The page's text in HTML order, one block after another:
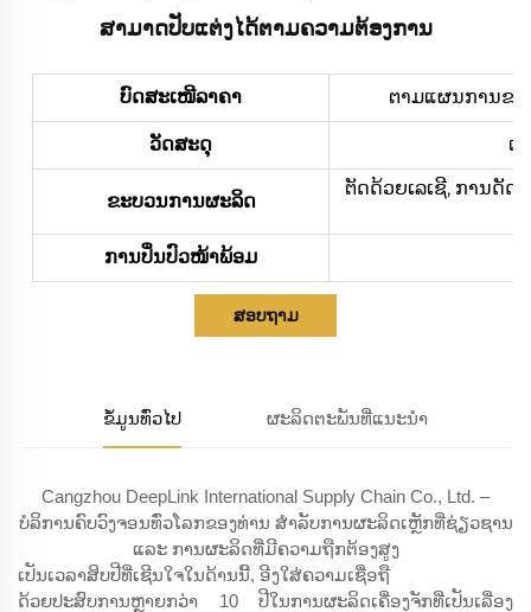
ສາມາດປັບແຕ່ງໄດ້ຕາມຄວາມຕ້ອງການ
ບົດສະເໜີລາຄາ ຕາມແຜນການຂອ
ວັດສະດຸ ເ
ຂະບວນການຜະລິດ
ຕັດດ້ວຍເລເຊີ, ການດັດ,
ການປິ່ນປົວໜ້າພ້ອມ
ສອບຖາມ
ຂໍ້ມູນທົ່ວໄປ ຜະລິດຕະພັນທີ່ແນະນຳ
Cangzhou DeepLink International Supply Chain Co., Ltd. –
ບໍລິການຄົບວົງຈອນທົ່ວໂລກຂອງທ່ານ ສຳລັບການຜະລິດເຫຼັກທີ່ຊ່ຽວຊານ
ແລະ ການຜະລິດທີ່ມີຄວາມຖືກຕ້ອງສູງ
ເປັນເວລາສິບປີທີ່ເຊີນໃຈໃນດ້ານນີ້, ອີງໃສ່ຄວາມເຊື່ອຖື
ດ້ວຍປະສົບການຫຼາຍກວ່າ 10 ປີໃນການຜະລິດເຄື່ອງຈັກທີ່ເປັນເລື່ອງ